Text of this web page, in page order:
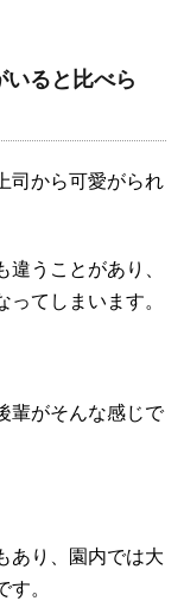
ると比べら
司から可愛がられ
うことがあり、
てしまいます。
輩がそんな感じで
あり、園内では大
。